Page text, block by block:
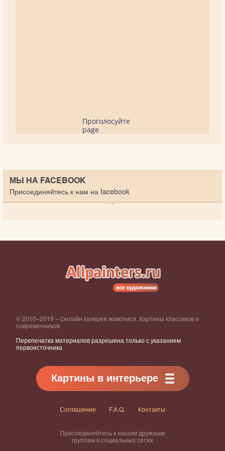
Проголосуйте
page
МЫ НА FACEBOOK
Присоединяйтесь к нам на facebook
© 2010–2019 – Онлайн галерея живописи. Картины классиков и
современников
Перепечатка материалов разрешена только с указанием
первоисточника
Картины в интерьере
Соглашение F.A.Q. Контакты
Присоединяйтесь к нашим дружным
группам в социальных сетях